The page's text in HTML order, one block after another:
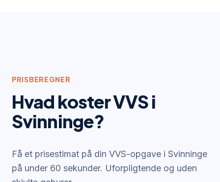
PRISBEREGNER
Hvad koster VVS i
Svinninge?
Få et prisestimat på din VVS-opgave i Svinninge
på under 60 sekunder. Uforpligtende og uden